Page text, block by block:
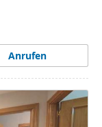
Anrufen